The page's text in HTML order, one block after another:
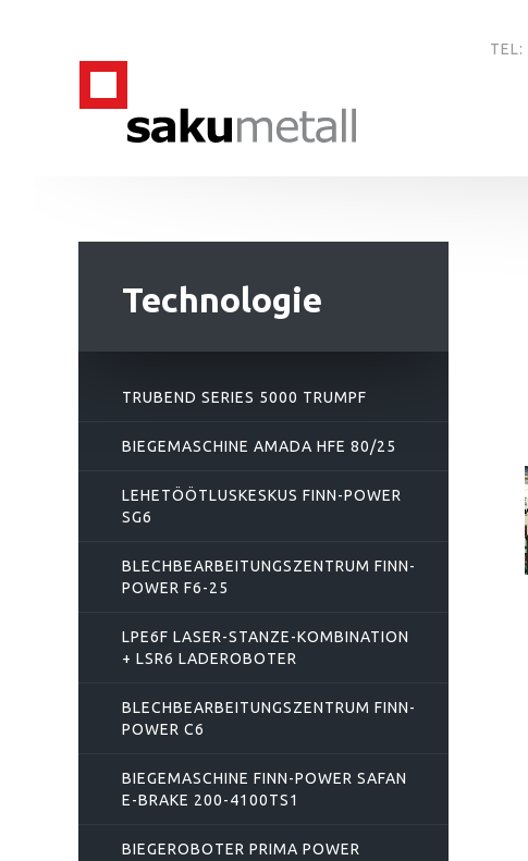
TEL:
Technologie
TRUBEND SERIES 5000 TRUMPF
BIEGEMASCHINE AMADA HFE 80/25
LEHETÖÖTLUSKESKUS FINN-POWER
SG6
BLECHBEARBEITUNGSZENTRUM FINN-
POWER F6-25
LPE6F LASER-STANZE-KOMBINATION
+ LSR6 LADEROBOTER
BLECHBEARBEITUNGSZENTRUM FINN-
POWER C6
BIEGEMASCHINE FINN-POWER SAFAN
E-BRAKE 200-4100TS1
BIEGEROBOTER PRIMA POWER